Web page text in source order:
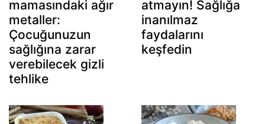
mamasındaki ağır
metaller:
Çocuğunuzun
sağlığına zarar
verebilecek gizli
tehlike
atmayın! Sağlığa
inanılmaz
faydalarını
keşfedin